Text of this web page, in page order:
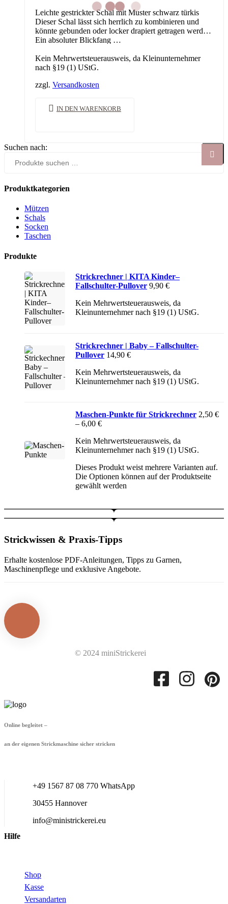
Leichte gestrickter Schal mit Muster schwarz türkis
Dieser Schal lässt sich herrlich zu kombinieren und
könnte gebunden oder locker drapiert getragen werden.
Ein absoluter Blickfang …
Kein Mehrwertsteuerausweis, da Kleinunternehmer
nach §19 (1) UStG.
zzgl. Versandkosten
IN DEN WARENKORB
Suchen nach:
Produktkategorien
Mützen
Schals
Socken
Taschen
Produkte
Strickrechner | KITA Kinder–
Fallschulter-Pullover 9,90 €
Kein Mehrwertsteuerausweis, da
Kleinunternehmer nach §19 (1) UStG.
Strickrechner | Baby – Fallschulter-
Pullover 14,90 €
Kein Mehrwertsteuerausweis, da
Kleinunternehmer nach §19 (1) UStG.
Maschen-Punkte für Strickrechner 2,50 €
– 6,00 €
Kein Mehrwertsteuerausweis, da
Kleinunternehmer nach §19 (1) UStG.
Dieses Produkt weist mehrere Varianten auf.
Die Optionen können auf der Produktseite
gewählt werden
Strickwissen & Praxis-Tipps
Erhalte kostenlose PDF-Anleitungen, Tipps zu Garnen,
Maschinenpflege und exklusive Angebote.
© 2024 miniStrickerei
Online begleitet –
an der eigenen Strickmaschine sicher stricken
+49 1567 87 08 770 WhatsApp
30455 Hannover
info@ministrickerei.eu
Hilfe
Shop
Kasse
Versandarten